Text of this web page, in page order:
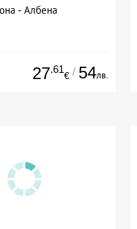
- Албена
27.61
€ / 54лв.